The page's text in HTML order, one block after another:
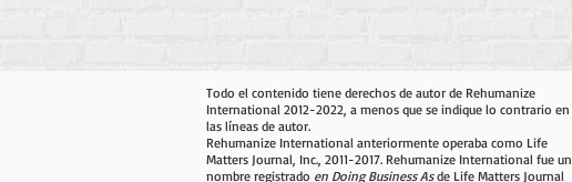
Todo el contenido tiene derechos de autor de Rehumanize
International 2012-2022, a menos que se indique lo contrario en
las líneas de autor.
Rehumanize International anteriormente operaba como Life
Matters Journal, Inc., 2011-2017. Rehumanize International fue un
nombre registrado en Doing Business Asde Life Matters Journal